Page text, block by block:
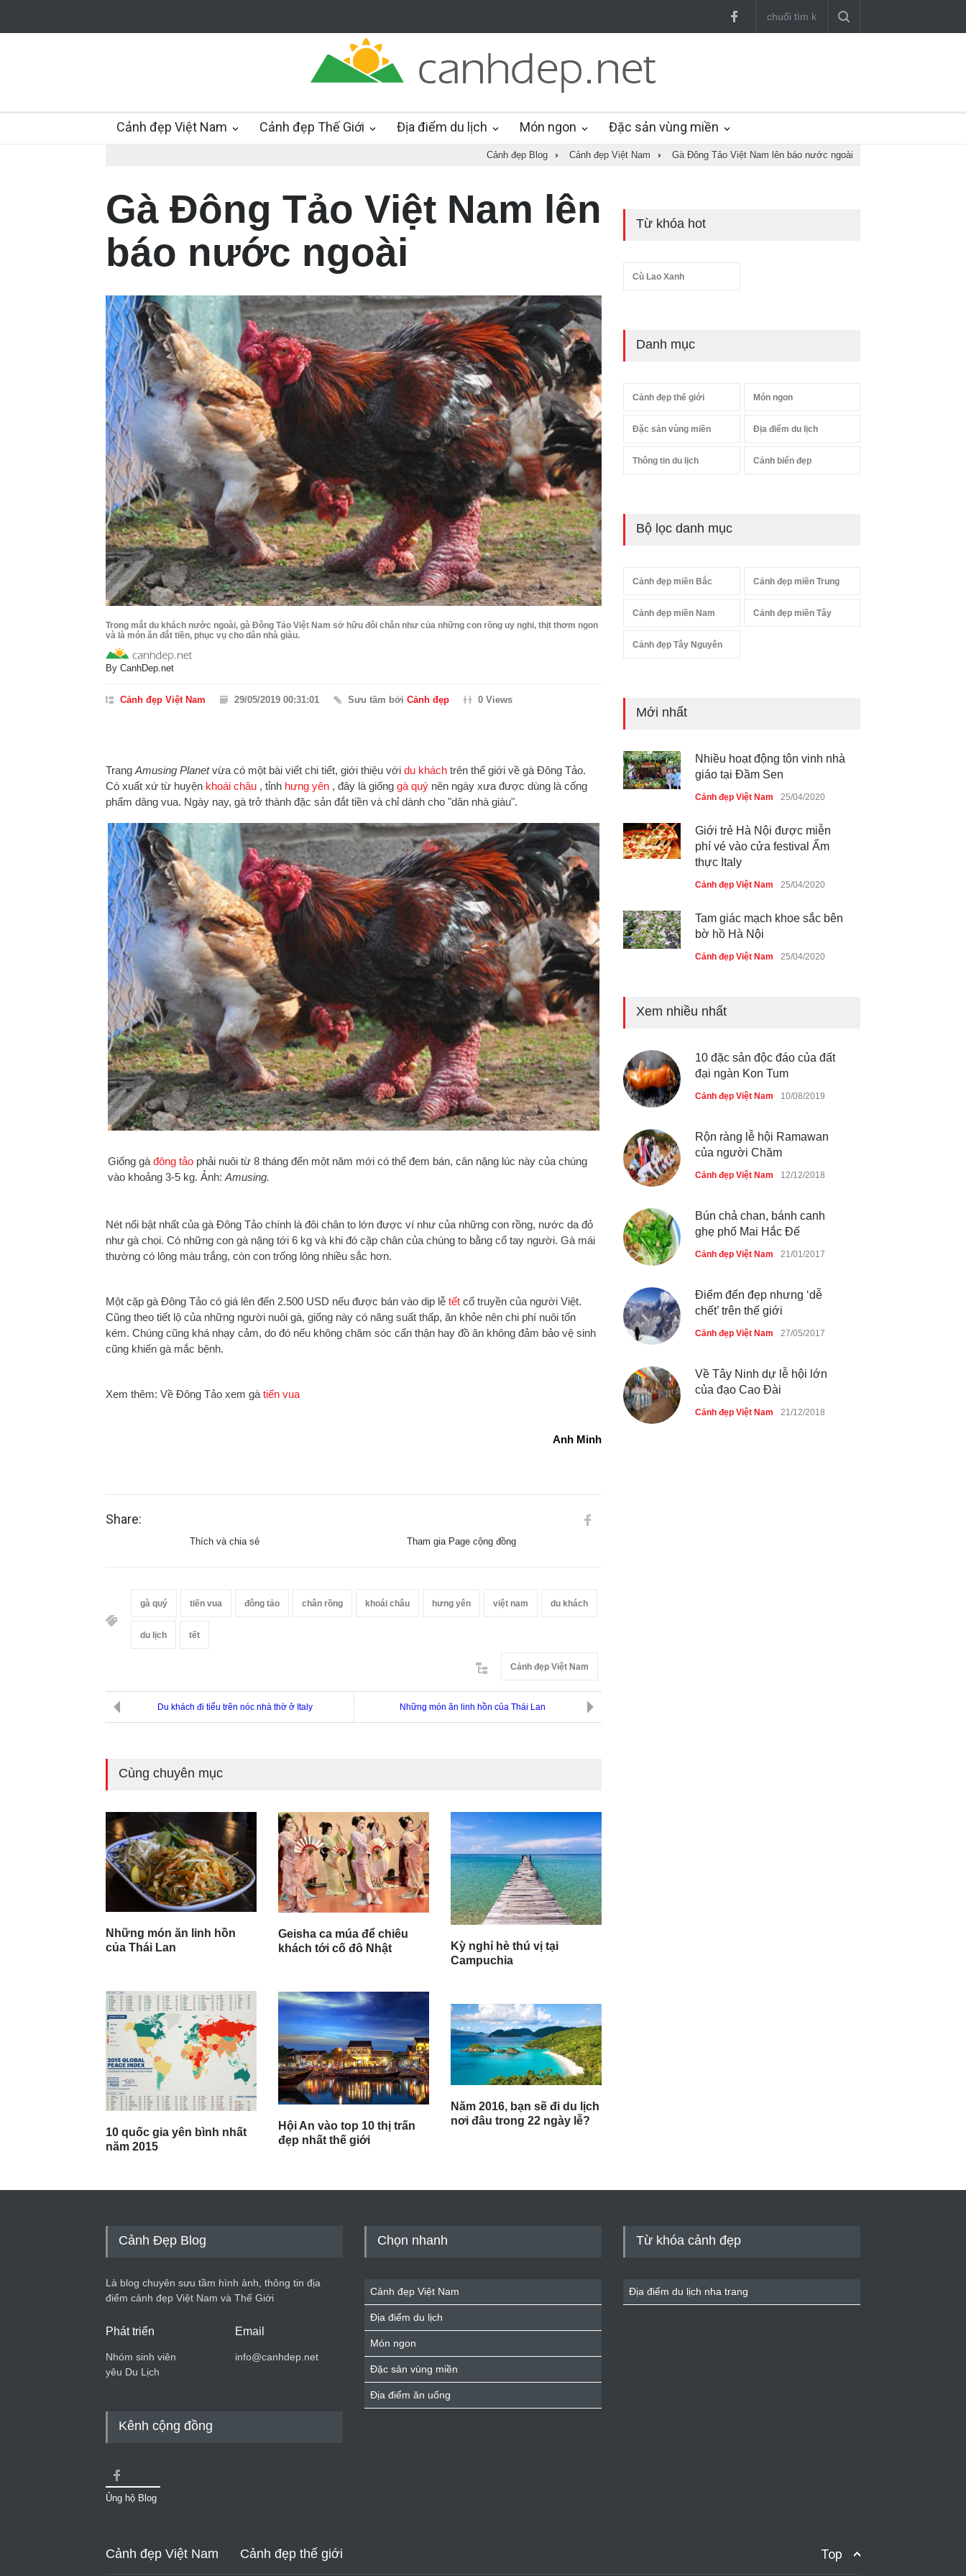
Cảnh đẹp Việt Nam Cảnh đẹp Thế Giới Địa điểm du lịch Món ngon Đặc sản vùng miền
Cảnh đẹp Blog › Cảnh đẹp Việt Nam › Gà Đông Tảo Việt Nam lên báo nước ngoài
Gà Đông Tảo Việt Nam lên
báo nước ngoài
Trong mắt du khách nước ngoài, gà Đông Tảo Việt Nam sở hữu đôi chân như của những con rồng uy nghi, thịt thơm ngon
và là món ăn đắt tiền, phục vụ cho dân nhà giàu.
By CanhDep.net
Cảnh đẹp Việt Nam 29/05/2019 00:31:01 Sưu tầm bởi Cảnh đẹp 0 Views
Trang Amusing Planetvừa có một bài viết chi tiết, giới thiệu với du khách trên thế giới về gà Đông Tảo.
Có xuất xứ từ huyện khoái châu , tỉnh hưng yên , đây là giống gà quý nên ngày xưa được dùng là cống
phẩm dâng vua. Ngày nay, gà trở thành đặc sản đắt tiền và chỉ dành cho "dân nhà giàu".
Giống gà đông tảo phải nuôi từ 8 tháng đến một năm mới có thể đem bán, cân nặng lúc này của chúng
vào khoảng 3-5 kg. Ảnh: Amusing.
Nét nổi bật nhất của gà Đông Tảo chính là đôi chân to lớn được ví như của những con rồng, nước da đỏ
như gà chọi. Có những con gà nặng tới 6 kg và khi đó cặp chân của chúng to bằng cổ tay người. Gà mái
thường có lông màu trắng, còn con trống lông nhiều sắc hơn.
Một cặp gà Đông Tảo có giá lên đến 2.500 USD nếu được bán vào dịp lễ tết cổ truyền của người Việt.
Cũng theo tiết lộ của những người nuôi gà, giống này có năng suất thấp, ăn khỏe nên chi phí nuôi tốn
kém. Chúng cũng khá nhạy cảm, do đó nếu không chăm sóc cẩn thận hay đồ ăn không đảm bảo vệ sinh
cũng khiến gà mắc bệnh.
Xem thêm: Về Đông Tảo xem gà tiến vua
Anh Minh
Share:
Thích và chia sẻ Tham gia Page cộng đồng
gà quý tiến vua đông tảo chân rồng khoái châu hưng yên việt nam du khách
du lịch tết
Cảnh đẹp Việt Nam
Du khách đi tiểu trên nóc nhà thờ ở Italy Những món ăn linh hồn của Thái Lan
Cùng chuyên mục
Những món ăn linh hồn
của Thái Lan
10 quốc gia yên bình nhất
năm 2015
Geisha ca múa để chiêu
khách tới cố đô Nhật
Hội An vào top 10 thị trấn
đẹp nhất thế giới
Kỳ nghỉ hè thú vị tại
Campuchia
Năm 2016, bạn sẽ đi du lịch
nơi đâu trong 22 ngày lễ?
Từ khóa hot
Cù Lao Xanh
Danh mục
Cảnh đẹp thế giới Món ngon
Đặc sản vùng miền Địa điểm du lịch
Thông tin du lịch Cảnh biển đẹp
Bộ lọc danh mục
Cảnh đẹp miền Bắc Cảnh đẹp miền Trung
Cảnh đẹp miền Nam Cảnh đẹp miền Tây
Cảnh đẹp Tây Nguyên
Mới nhất
Nhiều hoạt động tôn vinh nhà
giáo tại Đầm Sen
Cảnh đẹp Việt Nam 25/04/2020
Giới trẻ Hà Nội được miễn
phí vé vào cửa festival Ẩm
thực Italy
Cảnh đẹp Việt Nam 25/04/2020
Tam giác mạch khoe sắc bên
bờ hồ Hà Nội
Cảnh đẹp Việt Nam 25/04/2020
du lịch quốc gia
Những món ăn đồng quê dân
dã ở Sài Gòn
Cảnh đẹp Việt Nam 25/04/2020
Xem nhiều nhất
10 đặc sản độc đáo của đất
đại ngàn Kon Tum
Cảnh đẹp Việt Nam 10/08/2019
Rộn ràng lễ hội Ramawan
của người Chăm
Cảnh đẹp Việt Nam 12/12/2018
Bún chả chan, bánh canh
ghẹ phố Mai Hắc Đế
Cảnh đẹp Việt Nam 21/01/2017
Điểm đến đẹp nhưng ‘dễ
chết’ trên thế giới
Cảnh đẹp Việt Nam 27/05/2017
Về Tây Ninh dự lễ hội lớn
của đạo Cao Đài
Cảnh đẹp Việt Nam 21/12/2018
Cảnh Đẹp Blog
Là blog chuyên sưu tầm hình ảnh, thông tin địa
điểm cảnh đẹp Việt Nam và Thế Giới
Phát triển
Nhóm sinh viên
yêu Du Lịch
Email
info@canhdep.net
Kênh cộng đồng
Ủng hộ Blog
Chọn nhanh
Cảnh đẹp Việt Nam
Địa điểm du lịch
Món ngon
Đặc sản vùng miền
Địa điểm ăn uống
Từ khóa cảnh đẹp
Địa điểm du lịch nha trang
Cảnh đẹp Việt Nam Cảnh đẹp thế giới Top